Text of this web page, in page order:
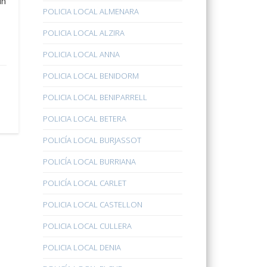
POLICIA LOCAL ALMENARA
POLICIA LOCAL ALZIRA
POLICIA LOCAL ANNA
POLICIA LOCAL BENIDORM
POLICIA LOCAL BENIPARRELL
POLICIA LOCAL BETERA
POLICÍA LOCAL BURJASSOT
POLICÍA LOCAL BURRIANA
POLICÍA LOCAL CARLET
POLICIA LOCAL CASTELLON
POLICIA LOCAL CULLERA
POLICIA LOCAL DENIA